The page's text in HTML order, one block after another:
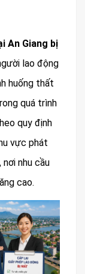
An Giang bị
lao động
huống thất
quá trình
quy định
vực phát
nơi nhu cầu
cao.